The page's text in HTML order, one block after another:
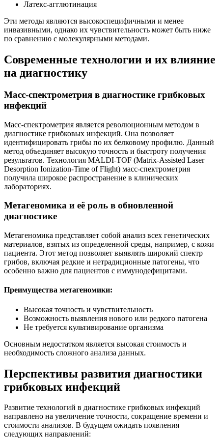
Латекс-агглютинация
Эти методы являются высокоспецифичными и менее
инвазивными, однако их чувствительность может быть ниже
по сравнению с молекулярными методами.
Современные технологии и их влияние
на диагностику
Масс-спектрометрия в диагностике грибковых
инфекций
Масс-спектрометрия является революционным методом в
диагностике грибковых инфекций. Она позволяет
идентифицировать грибы по их белковому профилю. Данный
метод объединяет высокую точность и быстроту получения
результатов. Технология MALDI-TOF (Matrix-Assisted Laser
Desorption Ionization-Time of Flight) масс-спектрометрия
получила широкое распространение в клинических
лабораториях.
Метагеномика и её роль в обновленной
диагностике
Метагеномика представляет собой анализ всех генетических
материалов, взятых из определенной среды, например, с кожи
пациента. Этот метод позволяет выявлять широкий спектр
грибов, включая редкие и нетрадиционные патогены, что
особенно важно для пациентов с иммунодефицитами.
Преимущества метагеномики:
Высокая точность и чувствительность
Возможность выявления нового или редкого патогена
Не требуется культивирование организма
Основным недостатком является высокая стоимость и
необходимость сложного анализа данных.
Перспективы развития диагностики
грибковых инфекций
Развитие технологий в диагностике грибковых инфекций
направлено на увеличение точности, сокращение времени и
стоимости анализов. В будущем ожидать появления
следующих направлений: